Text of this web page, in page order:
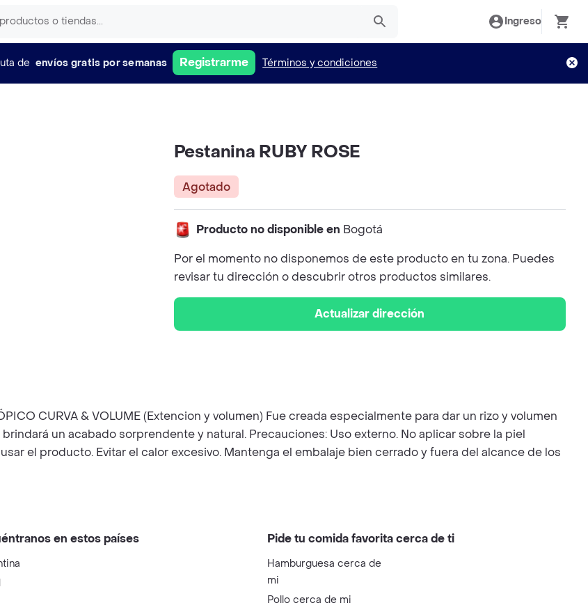
Ingreso
de envíos gratis por semanas Registrarme Términos y condiciones
Pestanina RUBY ROSE
Agotado
Producto no disponible en Bogotá
Por el momento no disponemos de este producto en tu zona. Puedes
revisar tu dirección o descubrir otros productos similares.
Actualizar dirección
CURVA & VOLUME (Extencion y volumen) Fue creada especialmente para dar un rizo y volumen
un acabado sorprendente y natural. Precauciones: Uso externo. No aplicar sobre la piel
el producto. Evitar el calor excesivo. Mantenga el embalaje bien cerrado y fuera del alcance de los
en estos países Pide tu comida favorita cerca de ti
Hamburguesa cerca de
mi
Pollo cerca de mi